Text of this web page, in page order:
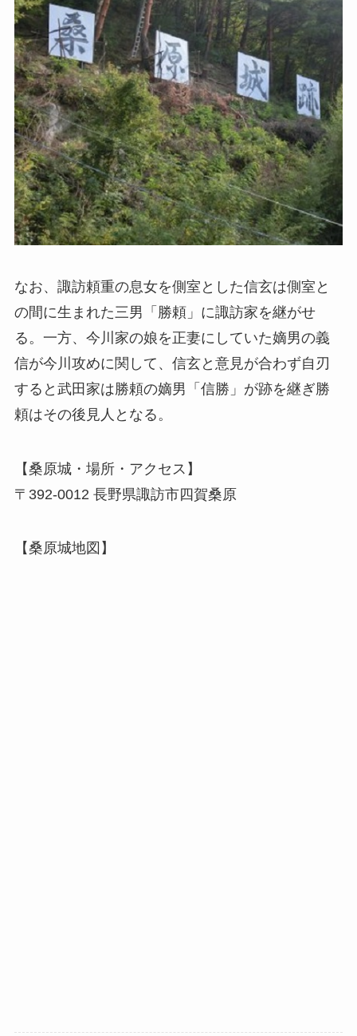
なお、諏訪頼重の息女を側室とした信玄は側室と
の間に生まれた三男「勝頼」に諏訪家を継がせ
る。一方、今川家の娘を正妻にしていた嫡男の義
信が今川攻めに関して、信玄と意見が合わず自刃
すると武田家は勝頼の嫡男「信勝」が跡を継ぎ勝
頼はその後見人となる。
【桑原城・場所・アクセス】
〒392-0012 長野県諏訪市四賀桑原
【桑原城地図】